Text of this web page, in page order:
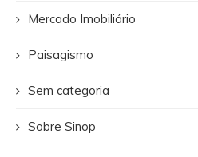
Mercado Imobiliário
Paisagismo
Sem categoria
Sobre Sinop